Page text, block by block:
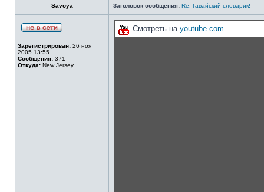
Savoya Заголовок сообщения: Re: Гавайский словарик!
Зарегистрирован: 26 ноя
2005 13:55
Сообщения: 371
Откуда: New Jersey
Смотреть на youtube.com